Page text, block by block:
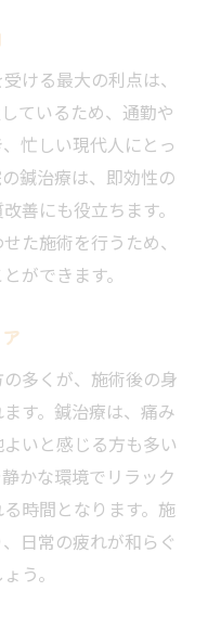
ける最大の利点は、
ているため、通勤や
忙しい現代人にとっ
鍼治療は、即効性の
善にも役立ちます。
た施術を行うため、
ができます。
多くが、施術後の身
す。鍼治療は、痛み
いと感じる方も多い
かな環境でリラック
時間となります。施
日常の疲れが和らぐ
う。